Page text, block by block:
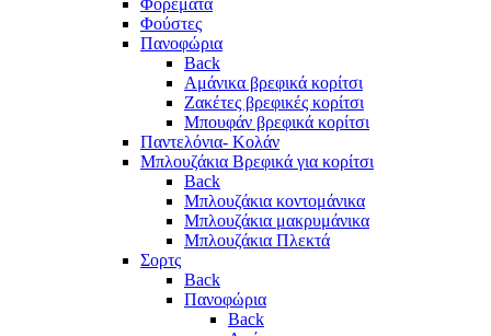
Φούστες
Πανοφώρια
Back
Αμάνικα βρεφικά κορίτσι
Ζακέτες βρεφικές κορίτσι
Μπουφάν βρεφικά κορίτσι
Παντελόνια- Κολάν
Μπλουζάκια Βρεφικά για κορίτσι
Back
Μπλουζάκια κοντομάνικα
Μπλουζάκια μακρυμάνικα
Μπλουζάκια Πλεκτά
Σορτς
Back
Πανοφώρια
Back